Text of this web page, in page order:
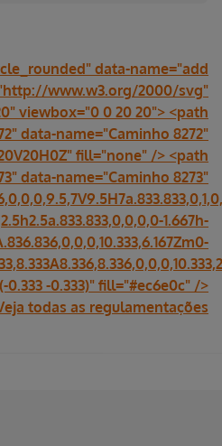
data-name="add
www.w3.org/2000/svg"
viewbox="0 0 20 20"> <path
data-name="Caminho 8272"
fill="none" /> <path
data-name="Caminho 8273"
2.5h2.5a.833.833,0,0,0,0-1.667h-
-0.333)" fill="#ec6e0c" />
todas as regulamentações